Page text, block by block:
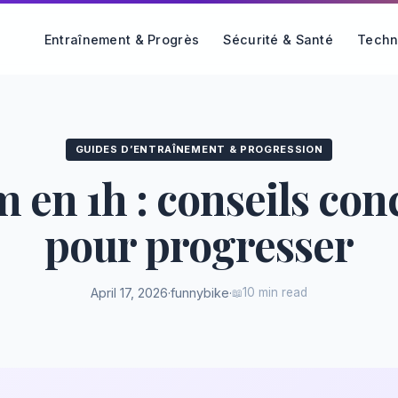
Entraînement & Progrès Sécurité & Santé
GUIDES D’ENTRAÎNEMENT & PROGRESSION
en 1h : conseils
pour progresser
April 17, 2026·funnybike· 10 min read